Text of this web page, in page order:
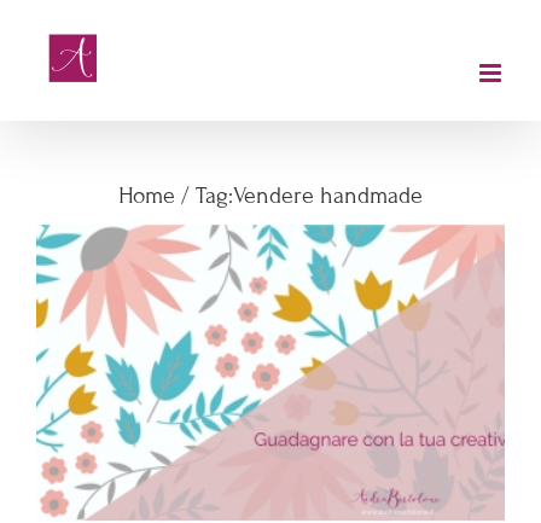
Home / Tag:Vendere handmade